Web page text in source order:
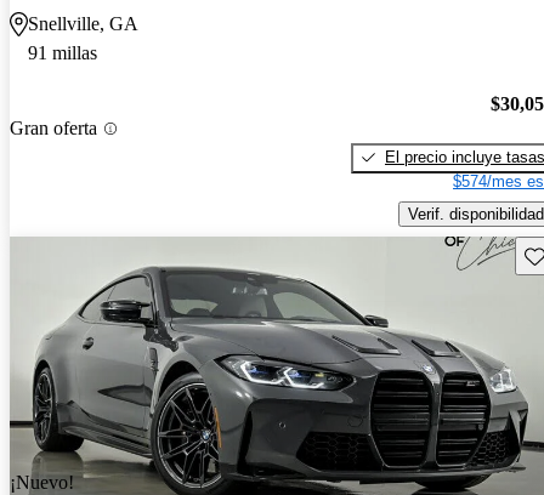
Snellville, GA
91 millas
Gran oferta
El precio incluye tasas
$574/mes
Verif. disponibilidad
¡Nuevo!